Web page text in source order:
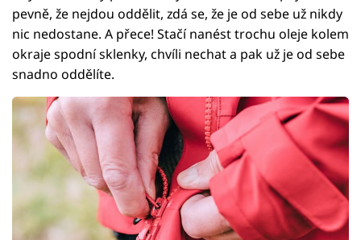
pevně, že nejdou oddělit, zdá se, že je od sebe už nikdy
nic nedostane. A přece! Stačí nanést trochu oleje kolem
okraje spodní sklenky, chvíli nechat a pak už je od sebe
snadno oddělíte.